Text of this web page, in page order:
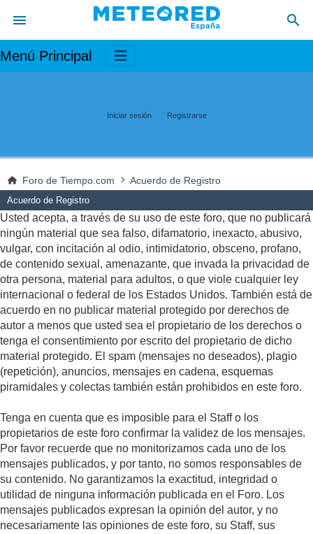
Menú Principal
Iniciar sesión Registrarse
Foro de Tiempo.com Acuerdo de Registro
Acuerdo de Registro
Usted acepta, a través de su uso de este foro, que no publicará
ningún material que sea falso, difamatorio, inexacto, abusivo,
vulgar, con incitación al odio, intimidatorio, obsceno, profano,
de contenido sexual, amenazante, que invada la privacidad de
otra persona, material para adultos, o que viole cualquier ley
internacional o federal de los Estados Unidos. También está de
acuerdo en no publicar material protegido por derechos de
autor a menos que usted sea el propietario de los derechos o
tenga el consentimiento por escrito del propietario de dicho
material protegido. El spam (mensajes no deseados), plagio
(repetición), anuncios, mensajes en cadena, esquemas
piramidales y colectas también están prohibidos en este foro.
Tenga en cuenta que es imposible para el Staff o los
propietarios de este foro confirmar la validez de los mensajes.
Por favor recuerde que no monitorizamos cada uno de los
mensajes publicados, y por tanto, no somos responsables de
su contenido. No garantizamos la exactitud, integridad o
utilidad de ninguna información publicada en el Foro. Los
mensajes publicados expresan la opinión del autor, y no
necesariamente las opiniones de este foro, su Staff, sus